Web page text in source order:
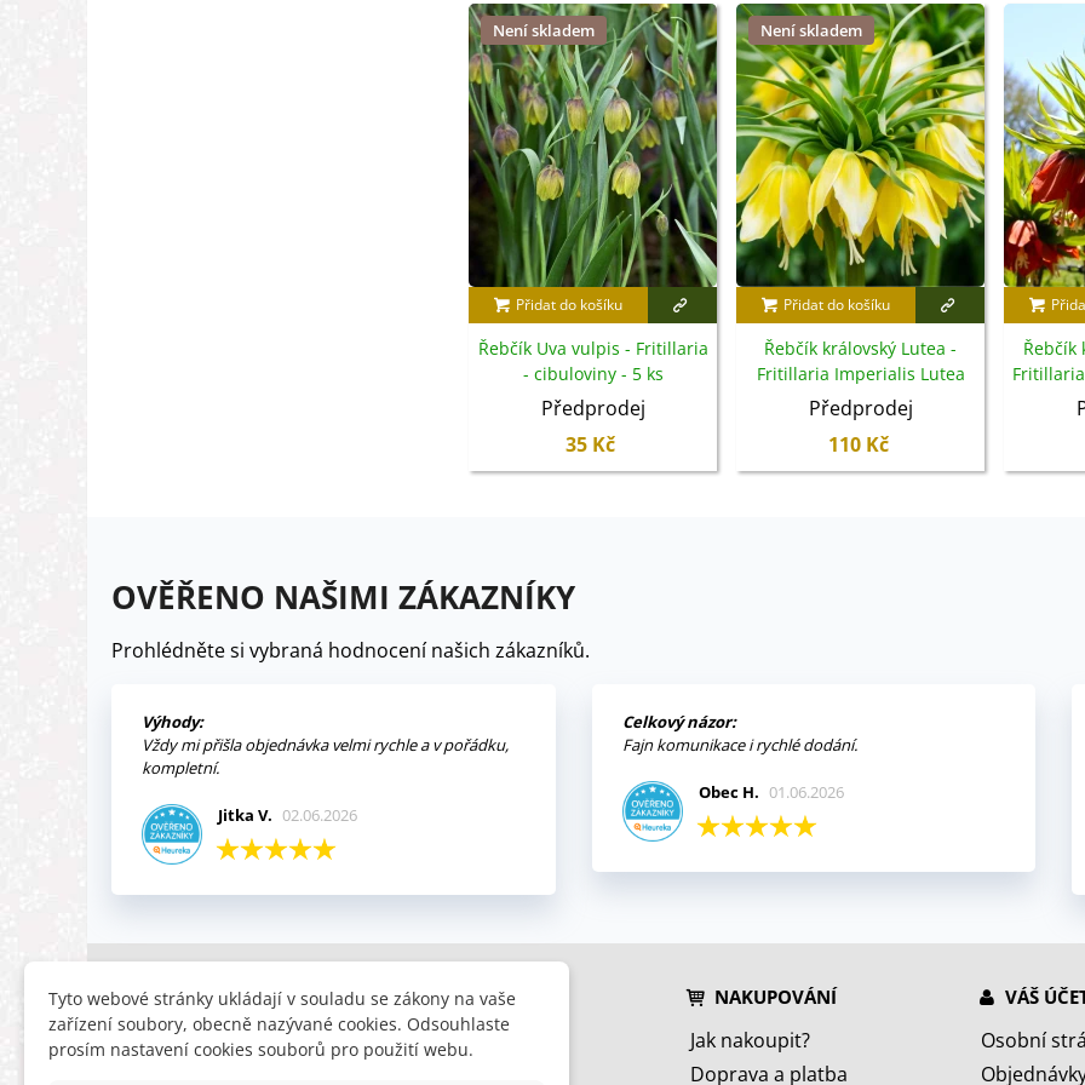
Není skladem
Přidat do košíku
Řebčík Uva vulpis - Fritillaria
- cibuloviny - 5 ks
Předprodej
35 Kč
Není skladem
Přidat do košíku
Řebčík královský Lutea -
Fritillaria Imperialis Lutea
Maxima - cibuloviny - 1 ks
Předprodej
110 Kč
Řebčík
OVĚŘENO NAŠIMI ZÁKAZNÍKY
Prohlédněte si vybraná hodnocení našich zákazníků.
Výhody:
Vždy mi přišla objednávka velmi rychle a v pořádku,
kompletní.
Jitka V. 02.06.2026
Celkový názor:
Fajn komunikace i rychlé dodání.
Obec H. 01.06.2026
INFORMACE
Obchodní podmínky
HLEDÁTE
Slevy
NAKUPOVÁNÍ
Jak nakoupit?
Doprava a platba
VÁŠ
Osobní
Tyto webové stránky ukládají v souladu se zákony na vaše
zařízení soubory, obecně nazývané cookies. Odsouhlaste
prosím nastavení cookies souborů pro použití webu.